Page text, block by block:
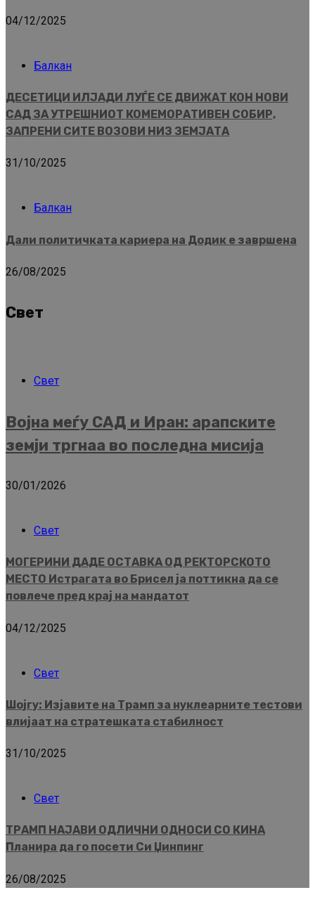
04/12/2025
Балкан
ДЕСЕТИЦИ ИЛЈАДИ ЛУЃЕ СЕ ДВИЖАТ КОН НОВИ
САД ЗА УТРЕШНИОТ КОМЕМОРАТИВЕН СОБИР,
ЗАПРЕНИ СИТЕ ВОЗОВИ НИЗ ЗЕМЈАТА
31/10/2025
Балкан
Дали политичката кариера на Додик е завршена
26/08/2025
Свет
Свет
Војна меѓу САД и Иран: арапските
земји тргнаа во последна мисија
30/01/2026
Свет
МОГЕРИНИ ДАДЕ ОСТАВКА ОД РЕКТОРСКОТО
МЕСТО Истрагата во Брисел ја поттикна да се
повлече пред крај на мандатот
04/12/2025
Свет
Шојгу: Изјавите на Трамп за нуклеарните тестови
влијаат на стратешката стабилност
31/10/2025
Свет
ТРАМП НАЈАВИ ОДЛИЧНИ ОДНОСИ СО КИНА
Планира да го посети Си Џинпинг
26/08/2025